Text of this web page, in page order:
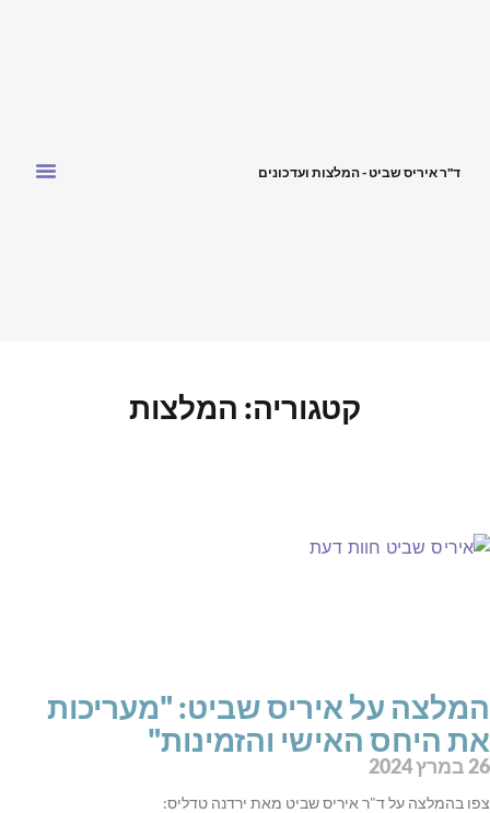
ד"ר איריס שביט - המלצות ועדכונים
קטגוריה: המלצות
המלצה על איריס שביט: "מעריכות
את היחס האישי והזמינות"
26 במרץ 2024
צפו בהמלצה על ד"ר איריס שביט מאת ירדנה טדליס: